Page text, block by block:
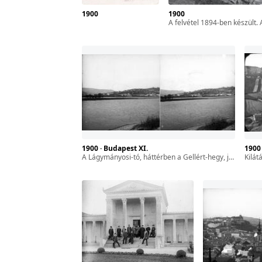
1900
1900
A felvétel 1894-ben készült. A kép forrását kérjük így adja meg: Fortepan /
1900 · Budapest XI.
a Lágymányosi-tó, háttérben a Gellért-hegy, jobbra fent a Citadella. A felvétel 1894-ben készült.
kilátás